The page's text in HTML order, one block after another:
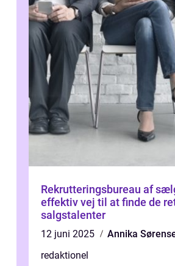
Rekrutteringsbureau af
effektiv vej til at finde de
salgstalenter
12 juni 2025
Annika
redaktionel